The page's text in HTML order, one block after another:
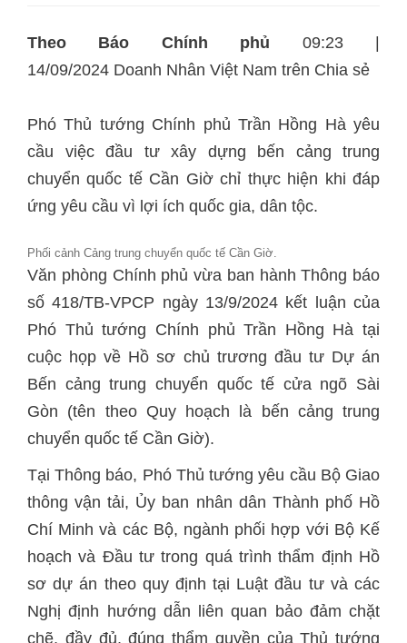
Theo Báo Chính phủ 09:23 |
14/09/2024 Doanh Nhân Việt Nam trên Chia sẻ
Phó Thủ tướng Chính phủ Trần Hồng Hà yêu
cầu việc đầu tư xây dựng bến cảng trung
chuyển quốc tế Cần Giờ chỉ thực hiện khi đáp
ứng yêu cầu vì lợi ích quốc gia, dân tộc.
Phối cảnh Cảng trung chuyển quốc tế Cần Giờ.
Văn phòng Chính phủ vừa ban hành Thông báo
số 418/TB-VPCP ngày 13/9/2024 kết luận của
Phó Thủ tướng Chính phủ Trần Hồng Hà tại
cuộc họp về Hồ sơ chủ trương đầu tư Dự án
Bến cảng trung chuyển quốc tế cửa ngõ Sài
Gòn (tên theo Quy hoạch là bến cảng trung
chuyển quốc tế Cần Giờ).
Tại Thông báo, Phó Thủ tướng yêu cầu Bộ Giao
thông vận tải, Ủy ban nhân dân Thành phố Hồ
Chí Minh và các Bộ, ngành phối hợp với Bộ Kế
hoạch và Đầu tư trong quá trình thẩm định Hồ
sơ dự án theo quy định tại Luật đầu tư và các
Nghị định hướng dẫn liên quan bảo đảm chặt
chẽ, đầy đủ, đúng thẩm quyền của Thủ tướng